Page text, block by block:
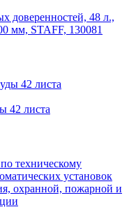
доверенностей, 48 л.,
мм, STAFF, 130081
42 листа